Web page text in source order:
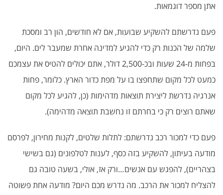
אתן מספר דוגמאות.
פעם נדרשתם להשקיע שבועות, אם לא חודשים, הון רב ומסכת
שלמה של הכנות רק כדי להגיע למדינה אחרת שמעבר לים. היום,
בפחות מ-24 שעות ובכ-2,500 דולר, אתם יכולים להטיס את עצמכם
כמעט לכל מקום שתחפצו בו על מפת כדור הארץ. כלומר, פחות
אנרגיה נדרשת ליצירת תוצאות מדהימות (כן, להגיע לכל מקום
שאתם רוצים רק כי בחרתם זו נחשבת תוצאה מדהימה).
פעם כדי למכור רכב נדרשתם: לתלות שלטים, לקנות מחירון, לפרסם
מודעה בעיתון, להשקיע בזה כסף, לענות לטלפונים (גם בשישי
בצהריים), להפגש עם אנשים…ורק אז, אולי, בשעה טובה גם
להצליח למכור את הרכב. מה נדרש מכם היום? מודעה אחת פשוטה